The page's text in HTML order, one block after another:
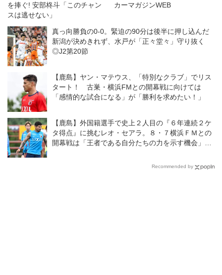
を捧ぐ! 安部柊斗「このチャン
スは逃せない」
カーマガジンWEB
真っ向勝負の0-0。緊迫の90分は後半に押し込んだ
新潟が決めきれず、水戸が「正々堂々」守り抜く
◎J2第20節
【鹿島】ヤン・マテウス、「特別なクラブ」でリス
タート！ 古巣・横浜FMとの開幕戦に向けては
「感情的な試合になる」が「勝利を求めたい！」
【鹿島】外国籍選手で史上２人目の『６年連続２ケ
タ得点』に挑むレオ・セアラ。８・７横浜ＦＭとの
開幕戦は「王者である自分たちの力を示す機会」と
Recommended by